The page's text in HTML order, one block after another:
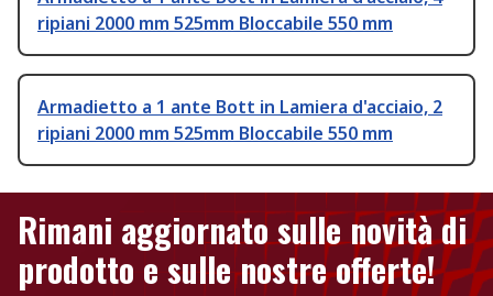
ripiani 2000 mm 525mm Bloccabile 550 mm
Armadietto a 1 ante Bott in Lamiera d'acciaio, 2
ripiani 2000 mm 525mm Bloccabile 550 mm
Rimani aggiornato sulle novità di
prodotto e sulle nostre offerte!